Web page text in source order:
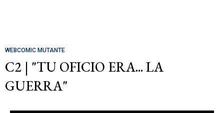
WEBCOMIC MUTANTE
C2 | "TU OFICIO ERA... LA
GUERRA"